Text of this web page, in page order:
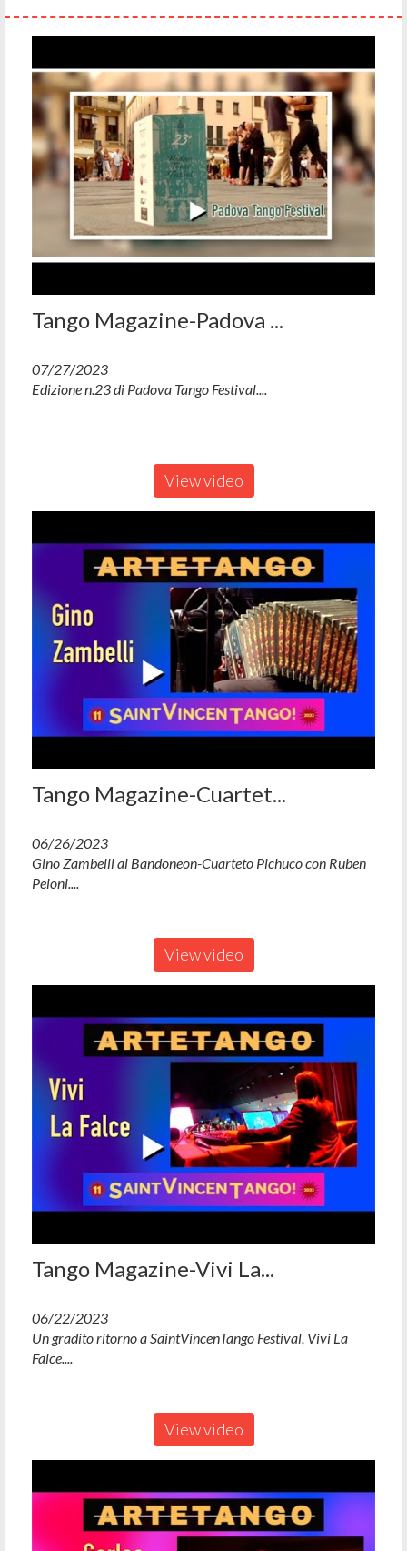
Tango Magazine-Padova ...
07/27/2023
Edizione n.23 di Padova Tango Festival....
View video
Tango Magazine-Cuartet...
06/26/2023
Gino Zambelli al Bandoneon-Cuarteto Pichuco con Ruben
Peloni....
View video
Tango Magazine-Vivi La...
06/22/2023
Un gradito ritorno a SaintVincenTango Festival, Vivi La
Falce....
View video